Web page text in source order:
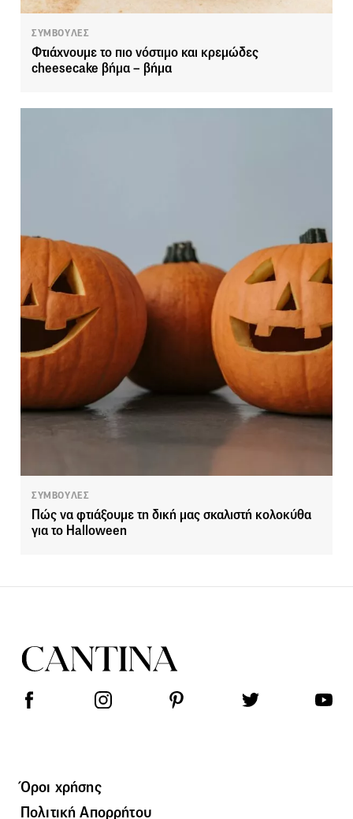
ΣΥΜΒΟΥΛΕΣ
Φτιάχνουμε το πιο νόστιμο και κρεμώδες
cheesecake βήμα – βήμα
ΣΥΜΒΟΥΛΕΣ
Πώς να φτιάξουμε τη δική μας σκαλιστή κολοκύθα
για το Halloween
Όροι χρήσης
Πολιτική Απορρήτου